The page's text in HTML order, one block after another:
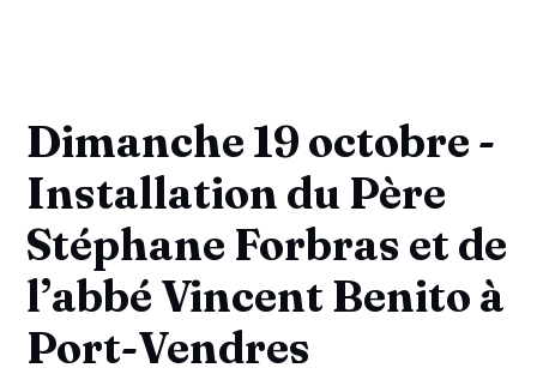
Dimanche 19 octobre -
Installation du Père
Stéphane Forbras et de
l’abbé Vincent Benito à
Port-Vendres